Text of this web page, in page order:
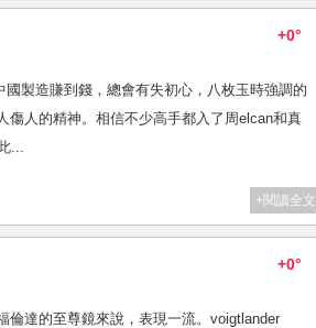
+0°
製造賺到錢，總會有失初心，八枚玉時強調的
傷人的精神。相信不少高手都入了周elcan和真
...
+閱讀全文
+0°
倫達的至尊鏡來說，表現一流。voigtlander